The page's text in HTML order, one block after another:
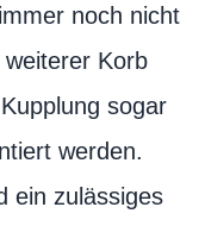
noch nicht
Korb
sogar
werden.
ein zulässiges